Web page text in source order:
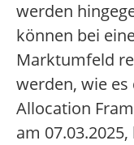
werden
können bei
Marktumfeld
werden, wie es
Allocation
am